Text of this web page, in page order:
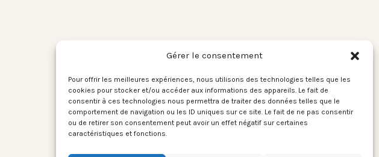
Gérer le consentement
Pour offrir les meilleures expériences, nous utilisons des technologies telles que les
cookies pour stocker et/ou accéder aux informations des appareils. Le fait de
consentir à ces technologies nous permettra de traiter des données telles que le
comportement de navigation ou les ID uniques sur ce site. Le fait de ne pas consentir
ou de retirer son consentement peut avoir un effet négatif sur certaines
caractéristiques et fonctions.